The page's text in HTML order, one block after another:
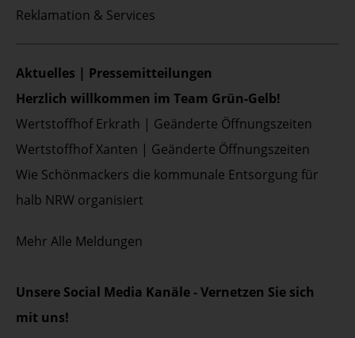
Reklamation & Services
Aktuelles | Pressemitteilungen
Herzlich willkommen im Team Grün-Gelb!
Wertstoffhof Erkrath | Geänderte Öffnungszeiten
Wertstoffhof Xanten | Geänderte Öffnungszeiten
Wie Schönmackers die kommunale Entsorgung für
halb NRW organisiert
Mehr Alle Meldungen
Unsere Social Media Kanäle - Vernetzen Sie sich
mit uns!